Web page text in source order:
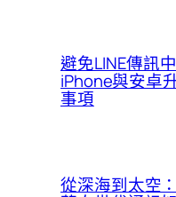
避免LINE傳訊
iPhone與安卓
事項
從深海到太空